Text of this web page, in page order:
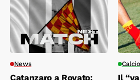
News
Catanzaro a Rovato:
Il